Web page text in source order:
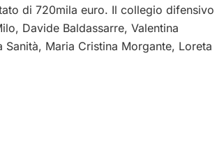
di 720mila euro. Il collegio difensivo
Davide Baldassarre, Valentina
Maria Cristina Morgante, Loreta